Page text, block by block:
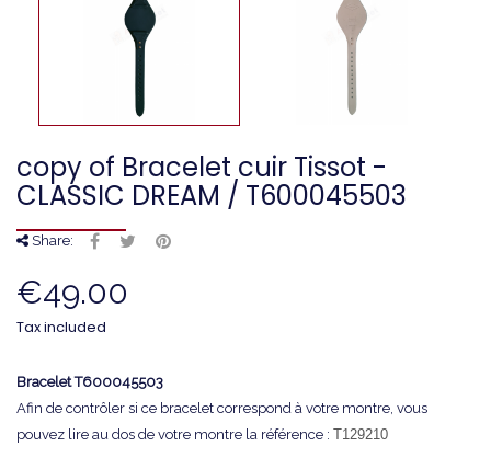
copy of Bracelet cuir Tissot -
CLASSIC DREAM / T600045503
Share:
€49.00
Tax included
BraceletT600045503
Afin de contrôler si ce bracelet correspond à votre montre, vous
pouvez lire au dos de votre montre la référence : T129210